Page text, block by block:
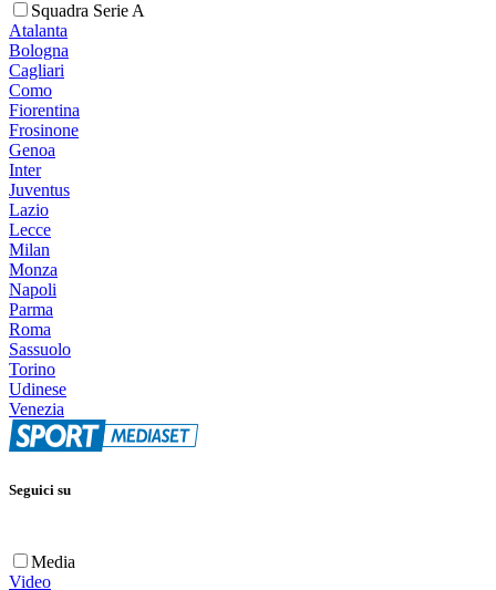
Squadra Serie A
Atalanta
Bologna
Cagliari
Como
Fiorentina
Frosinone
Genoa
Inter
Juventus
Lazio
Lecce
Milan
Monza
Napoli
Parma
Roma
Sassuolo
Torino
Udinese
Venezia
Seguici su
Media
Video